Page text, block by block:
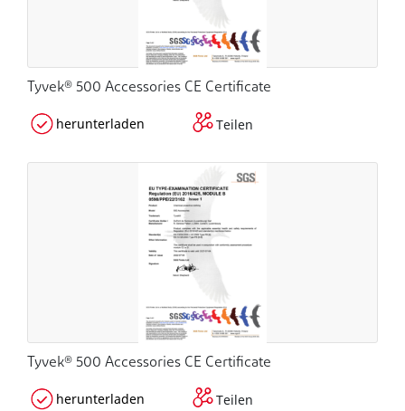
Tyvek® 500 Accessories CE Certificate
herunterladen Teilen
Tyvek® 500 Accessories CE Certificate
herunterladen Teilen